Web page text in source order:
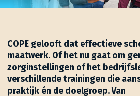
COPE gelooft dat effectieve
maatwerk. Of het nu gaat om
zorginstellingen of het
verschillende trainingen die
praktijk én de doelgroep. Van